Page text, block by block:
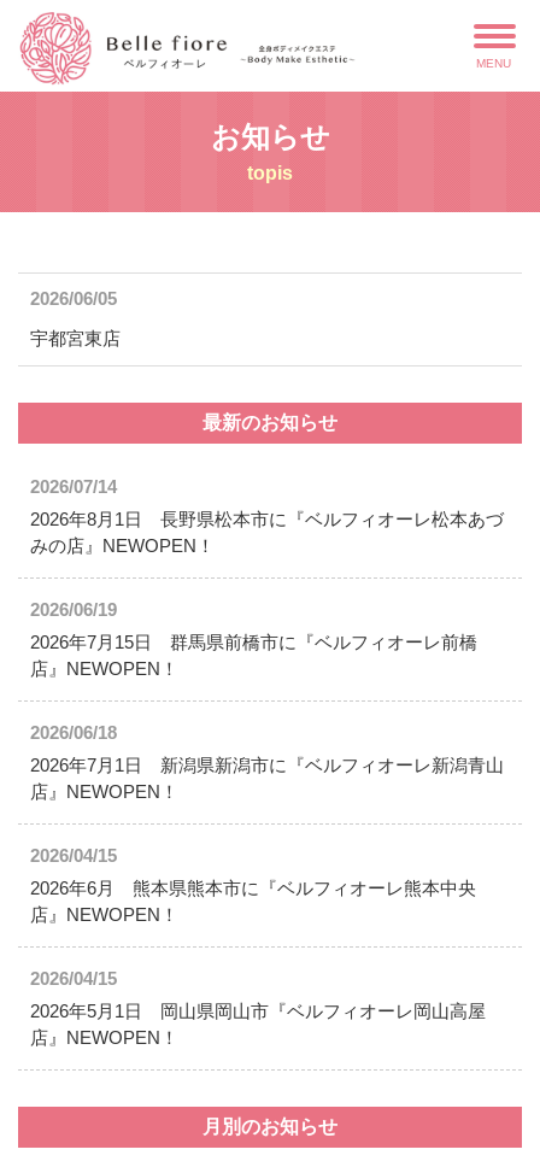
MENU
お知らせ
topis
2026/06/05
宇都宮東店
最新のお知らせ
2026/07/14
2026年8月1日 長野県松本市に『ベルフィオーレ松本あづ
みの店』NEWOPEN！
2026/06/19
2026年7月15日 群馬県前橋市に『ベルフィオーレ前橋
店』NEWOPEN！
2026/06/18
2026年7月1日 新潟県新潟市に『ベルフィオーレ新潟青山
店』NEWOPEN！
2026/04/15
2026年6月 熊本県熊本市に『ベルフィオーレ熊本中央
店』NEWOPEN！
2026/04/15
2026年5月1日 岡山県岡山市『ベルフィオーレ岡山高屋
店』NEWOPEN！
月別のお知らせ